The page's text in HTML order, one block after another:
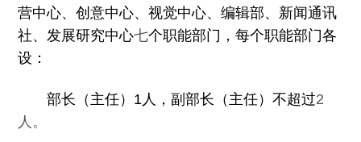
营中心、创意中心、视觉中心、编辑部、新闻通讯
社、发展研究中心七个职能部门，每个职能部门各
设：
部长（主任） 1人，副部长（主任）不超过2
人。